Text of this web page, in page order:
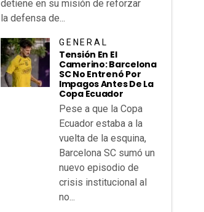
detiene en su misión de reforzar
la defensa de...
GENERAL
Tensión En El
Camerino: Barcelona
SC No Entrenó Por
Impagos Antes De La
Copa Ecuador
Pese a que la Copa
Ecuador estaba a la
vuelta de la esquina,
Barcelona SC sumó un
nuevo episodio de
crisis institucional al
no...